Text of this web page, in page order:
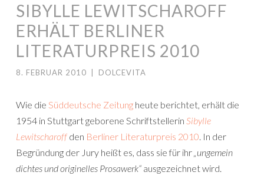
SIBYLLE LEWITSCHAROFF
ERHÄLT BERLINER
LITERATURPREIS 2010
8. FEBRUAR 2010 DOLCEVITA
Wie die Süddeutsche Zeitung heute berichtet, erhält die
1954 in Stuttgart geborene Schriftstellerin Sibylle
Lewitscharoffden Berliner Literaturpreis 2010. In der
Begründung der Jury heißt es, dass sie für ihr„ungemein
dichtes und originelles Prosawerk“ ausgezeichnet wird.